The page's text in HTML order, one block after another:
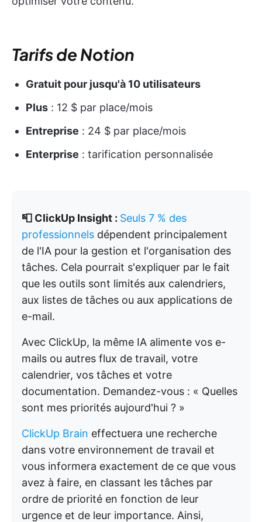
Tarifs de Notion
Gratuit pour jusqu'à 10 utilisateurs
Plus : 12 $ par place/mois
Entreprise : 24 $ par place/mois
Enterprise : tarification personnalisée
📮 ClickUp Insight : Seuls 7 % des
professionnels dépendent principalement
de l'IA pour la gestion et l'organisation des
tâches. Cela pourrait s'expliquer par le fait
que les outils sont limités aux calendriers,
aux listes de tâches ou aux applications de
e-mail.
Avec ClickUp, la même IA alimente vos e-
mails ou autres flux de travail, votre
calendrier, vos tâches et votre
documentation. Demandez-vous : « Quelles
sont mes priorités aujourd'hui ? »
ClickUp Brain effectuera une recherche
dans votre environnement de travail et
vous informera exactement de ce que vous
avez à faire, en classant les tâches par
ordre de priorité en fonction de leur
urgence et de leur importance. Ainsi,